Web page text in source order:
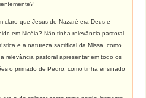
claro que Jesus de Nazaré era Deus e
em Nicéia? Não tinha relevância pastoral
e a natureza sacrifical da Missa, como
relevância pastoral apresentar em todo os
o primado de Pedro, como tinha ensinado